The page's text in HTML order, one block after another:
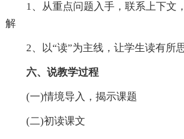
1、从重点问题入手，联系上下文
解
2、以“读”为主线，让学生读有所
六、说教学过程
(一)情境导入，揭示课题
(二)初读课文